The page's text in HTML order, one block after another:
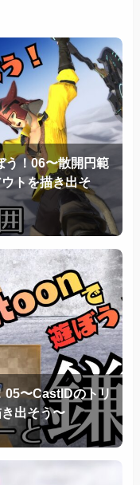
！06〜散開円範
トを描き出そ
05〜CastIDのトリ
出そう〜